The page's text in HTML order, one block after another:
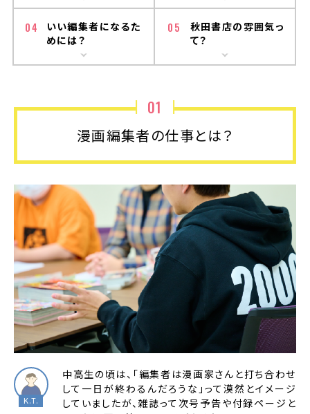
04
いい編集者になるた
めには？
05
秋田書店の雰囲気っ
て？
01
漫画編集者の仕事とは？
中高生の頃は、「編集者は漫画家さんと打ち合わせ
して一日が終わるんだろうな」って漠然とイメージ
していましたが、雑誌って次号予告や付録ページと